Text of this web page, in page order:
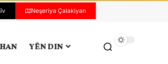
Neşeriya Çalakiyan
YÊN DIN